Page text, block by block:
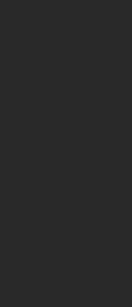
negen jaar
dit Anne de ideale
talent voor heeft.
datingshow,
van hoe het er
een probleem
Robert, de man